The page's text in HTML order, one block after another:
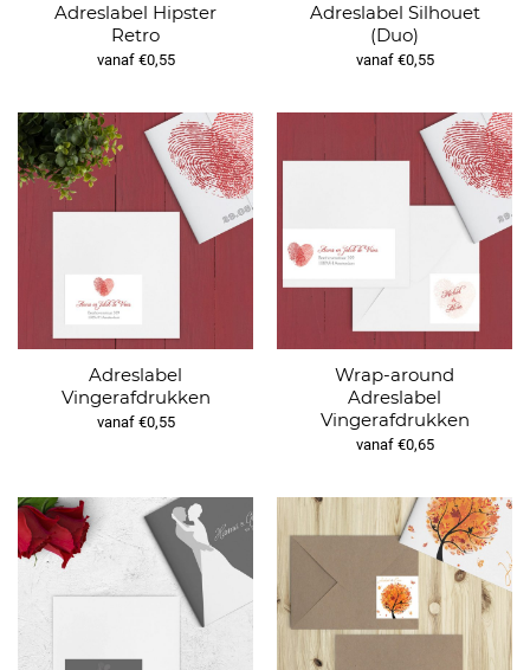
Adreslabel Hipster
Retro
vanaf €0,55
Adreslabel Silhouet
(Duo)
vanaf €0,55
Adreslabel
Vingerafdrukken
vanaf €0,55
Wrap-around
Adreslabel
Vingerafdrukken
vanaf €0,65